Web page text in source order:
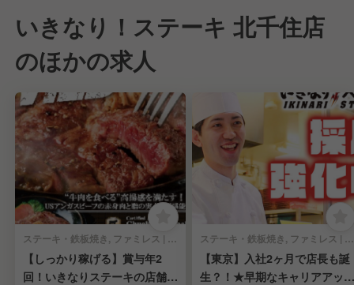
いきなり！ステーキ 北千住店
のほかの求人
ステーキ・鉄板焼き, ファミレス | キッチンスタッフ
【しっかり稼げる】賞与年2
回！いきなりステーキの店舗運
ステーキ・鉄板焼き, ファミレス | 店長・店長候補
【東京】入社2ヶ月で店長も誕
生？！★早期なキャリアアップ